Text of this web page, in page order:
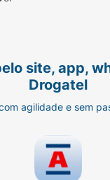
site, app,
Drogatel
agilidade e sem